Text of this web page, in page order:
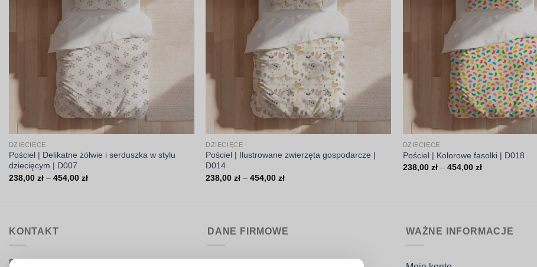
DZIECIĘCE
Pościel | Delikatne żółwie i serduszka w stylu
dziecięcym | D007
238,00 zł – 454,00 złZakres
DZIECIĘCE
Pościel | Ilustrowane zwierzęta gospodarcze |
D014
238,00zł – 454,00złZakres
DZIECIĘCE
Pościel | Kolorowe fasolki | D018
238,00 zł – 454,00 złZakres
KONTAKT
Biuro obsługi:
DANE FIRMOWE WAŻNE INFORMACJE